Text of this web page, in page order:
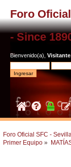
Foro
- Since
Bienvenido(a), Visitante
Foro Oficial SFC -
Primer Equipo »